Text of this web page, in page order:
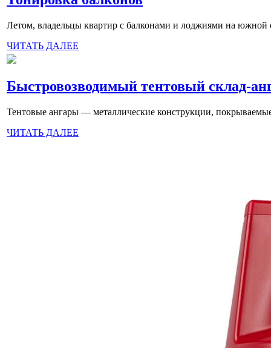
Летом, владельцы квартир с балконами и лоджиями на южной
ЧИТАТЬ ДАЛЕЕ
Быстровозводимый тентовый склад-
Тентовые ангары — металлические конструкции,
ЧИТАТЬ ДАЛЕЕ